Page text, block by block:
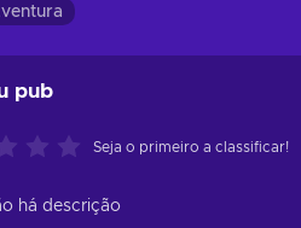
pub
Seja o primeiro a classificar!
há descrição